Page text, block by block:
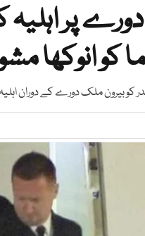
پر اہلیہ
کو انوکھا
کو بیرون ملک دورے کے دوران